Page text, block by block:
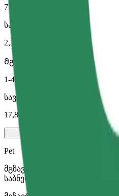
7 წთ
სავარაუდო მანძილი
2,3 კმ
Მგზავრი
1-4
სავარაუდო ფასი
17,80 PLN
Pet
მგზავრობა შენთან და შენს
საბნელით ან პადით.